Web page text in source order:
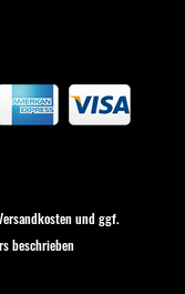
und ggf.
beschrieben